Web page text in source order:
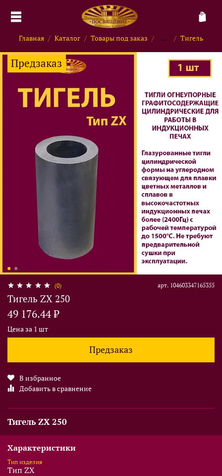
Главная Каталог Товары под заказ ... Тигель
Предзаказ
(0) арт. 104603347165355
Тигель ZX 250
49 176.44 ₽
Цена за 1 шт
Предзаказ
В избранное
Добавить в сравнение
Тигель ZX 250
Характеристики
Тип изделия
Тип ZX